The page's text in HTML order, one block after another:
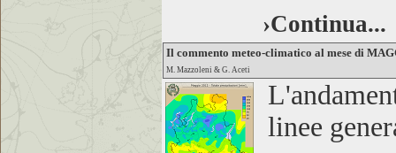
›Continua...
Il commento meteo-climatico al mese di
M. Mazzoleni & G. Aceti
linee